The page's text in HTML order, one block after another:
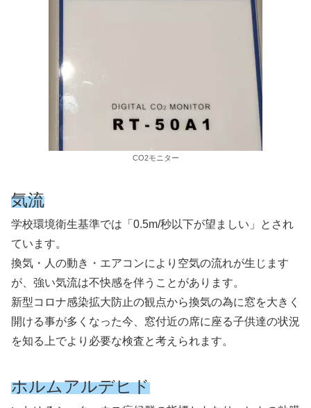
CO2モニター
気流
学校環境衛生基準では「0.5m/秒以下が望ましい」とされ
ています。
換気・人の動き・エアコンにより空気の流れが生じます
が、強い気流は不快感を伴うことがあります。
新型コロナ感染拡大防止の観点から換気の為に窓を大きく
開ける事が多くなった今、窓付近の席に座る子供達の状況
を知る上でより必要な検査と考えられます。
ホルムアルデヒド